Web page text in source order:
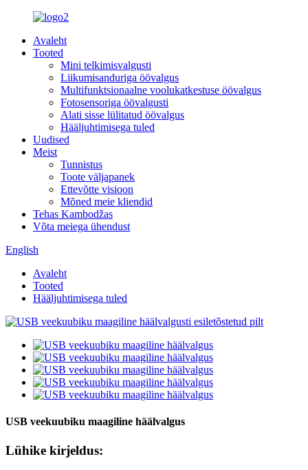
Avaleht
Tooted
Mini telkimisvalgusti
Liikumisanduriga öövalgus
Multifunktsionaalne voolukatkestuse öövalgus
Fotosensoriga öövalgusti
Alati sisse lülitatud öövalgus
Hääljuhtimisega tuled
Uudised
Meist
Tunnistus
Toote väljapanek
Ettevõtte visioon
Mõned meie kliendid
Tehas Kambodžas
Võta meiega ühendust
English
Avaleht
Tooted
Hääljuhtimisega tuled
USB veekuubiku maagiline häälvalgus
Lühike kirjeldus: